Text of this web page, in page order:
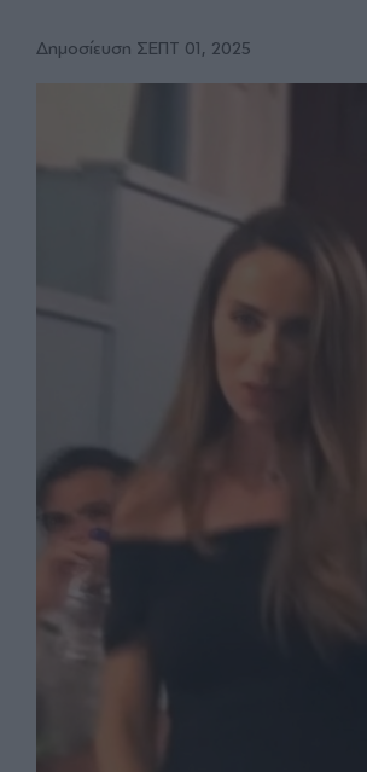
Δημοσίευση ΣΕΠΤ 01, 2025